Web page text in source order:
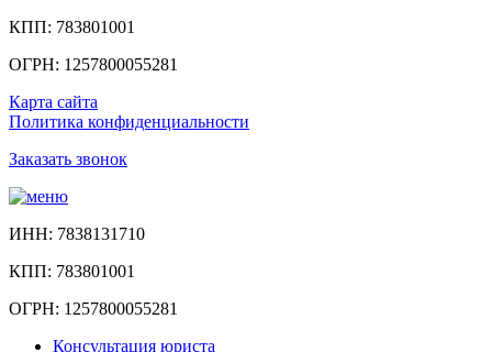
КПП: 783801001
ОГРН: 1257800055281
Карта сайта
Политика конфиденциальности
Заказать звонок
ИНН: 7838131710
КПП: 783801001
ОГРН: 1257800055281
Консультация юриста